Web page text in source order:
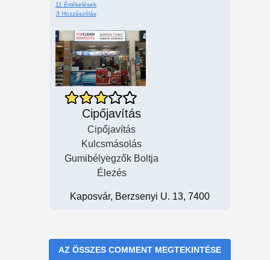
11 Értékelések
3 Hozzászólás
Cipőjavítás
Cipőjavítás
Kulcsmásolás
Gumibélyegzők Boltja
Élezés
Kaposvár, Berzsenyi U. 13, 7400
AZ ÖSSZES COMMENT MEGTEKINTÉSE